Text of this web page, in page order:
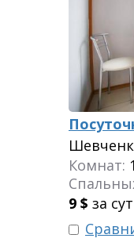
Комнат: 1
9 $ за